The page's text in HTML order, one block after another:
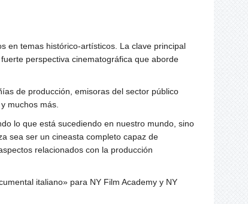
en temas histórico-artísticos. La clave principal
perspectiva cinematográfica que aborde
de producción, emisoras del sector público
muchos más.
lo que está sucediendo en nuestro mundo, sino
sea ser un cineasta completo capaz de
relacionados con la producción
italiano» para NY Film Academy y NY